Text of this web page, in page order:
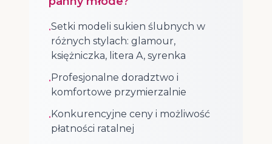
•Setki modeli sukien ślubnych w
różnych stylach: glamour,
księżniczka, litera A, syrenka
•Profesjonalne doradztwo i
komfortowe przymierzalnie
•Konkurencyjne ceny i możliwość
płatności ratalnej